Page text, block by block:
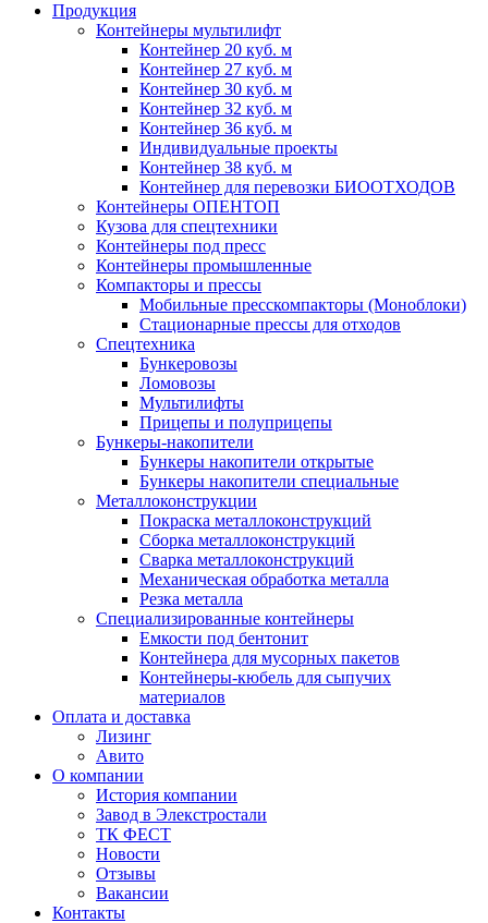
Продукция
Контейнеры мультилифт
Контейнер 20 куб. м
Контейнер 27 куб. м
Контейнер 30 куб. м
Контейнер 32 куб. м
Контейнер 36 куб. м
Индивидуальные проекты
Контейнер 38 куб. м
Контейнер для перевозки БИООТХОДОВ
Контейнеры ОПЕНТОП
Кузова для спецтехники
Контейнеры под пресс
Контейнеры промышленные
Компакторы и прессы
Мобильные пресскомпакторы (Моноблоки)
Стационарные прессы для отходов
Спецтехника
Бункеровозы
Ломовозы
Мультилифты
Прицепы и полуприцепы
Бункеры-накопители
Бункеры накопители открытые
Бункеры накопители специальные
Металлоконструкции
Покраска металлоконструкций
Сборка металлоконструкций
Сварка металлоконструкций
Механическая обработка металла
Резка металла
Специализированные контейнеры
Емкости под бентонит
Контейнера для мусорных пакетов
Контейнеры-кюбель для сыпучих
материалов
Оплата и доставка
Лизинг
Авито
О компании
История компании
Завод в Элекстростали
ТК ФЕСТ
Новости
Отзывы
Вакансии
Контакты